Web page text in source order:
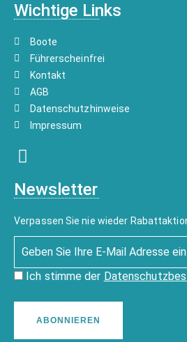
Wichtige Links
Boote
Führerscheinfrei
Kontakt
AGB
Datenschutzhinweise
Impressum
Newsletter
Verpassen Sie nie wieder
Ich stimme der
ABONNIEREN